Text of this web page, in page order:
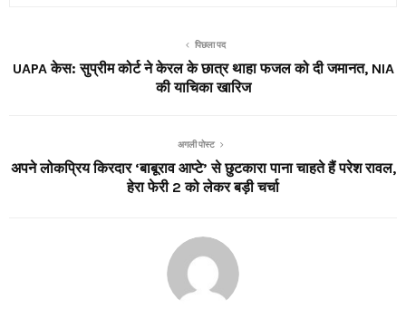
पिछला पद
UAPA केस: सुप्रीम कोर्ट ने केरल के छात्र थाहा फजल को दी जमानत, NIA
की याचिका खारिज
अगली पोस्ट
अपने लोकप्रिय किरदार ‘बाबूराव आप्टे’ से छुटकारा पाना चाहते हैं परेश रावल,
हेरा फेरी 2 को लेकर बड़ी चर्चा